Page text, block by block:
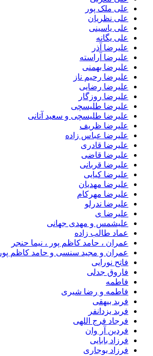
علی ملک پور
علی نظریان
علی یاسینی
علی یگانه
علیرضا آذر
علیرضا آراسته
علیرضا بهمنی
علیرضا رحیم ناز
علیرضا رضایی
علیرضا روزگار
علیرضا طلیسچی
علیرضا طلیسچی و سعید آتانی
علیرضا ظریف
علیرضا عباس زاده
علیرضا قادری
علیرضا قاضی
علیرضا قربانی
علیرضا کیایی
علیرضا مهدیان
علیرضا مهرکام
علیرضا ندرلو
علیرضا ی
علیشمس و مهدی جهانی
عماد طالب زاده
عمران ، حامد کاظم پور ، نیما حنجر
عمران و مجید سنسی و حامد کاظم پور
فاتح نورایی
فاروق جدلی
فاطمه
فاطمه و رضا شیری
فربد بیهقی
فربد یزدانفر
فرجاد فرج اللهی
فردین آر وان
فرزاد بابایی
فرزاد بوجاری